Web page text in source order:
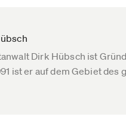
Dirk Hübsch ist
ist er auf dem Gebiet